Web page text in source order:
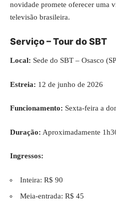
novidade promete oferecer uma
televisão brasileira.
Serviço – Tour do SBT
Local: Sede do SBT – Osasco
Estreia: 12 de junho de 2026
Funcionamento: Sexta-feira a
Duração: Aproximadamente
Ingressos:
Inteira: R$ 90
Meia-entrada: R$ 45